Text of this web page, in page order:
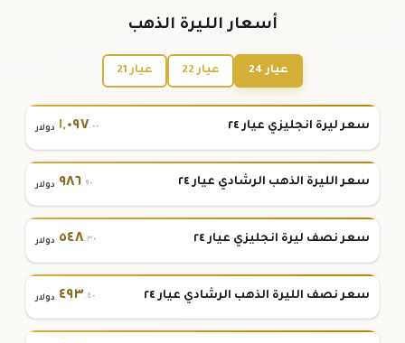
أسعار الليرة الذهب
عيار 24 عيار 22 عيار 21
سعر ليرة انجليزي عيار ٢٤ ١,٠٩٧.٠٠ دولار
سعر الليرة الذهب الرشادي عيار ٢٤ ٩٨٦.٩٠ دولار
سعر نصف ليرة انجليزي عيار ٢٤ ٥٤٨.٣٠ دولار
سعر نصف الليرة الذهب الرشادي عيار ٢٤ ٤٩٣.٤٠ دولار